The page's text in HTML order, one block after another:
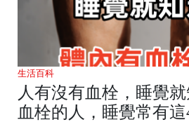
生活百科
人有沒有血栓，睡覺
血栓的人，睡覺常有這